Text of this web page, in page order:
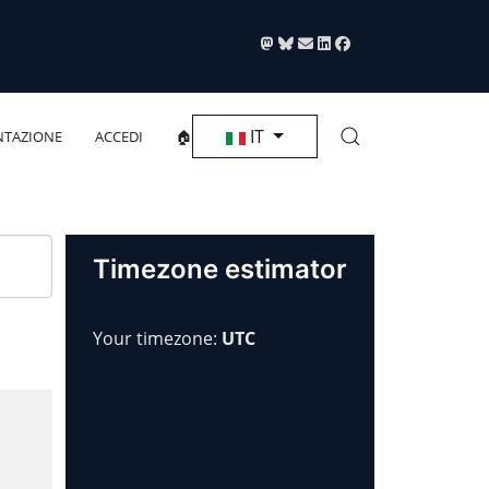
ACCEDI 🏠 Seleziona la tua lingua
IT
Timezone estimator
Your timezone: UTC